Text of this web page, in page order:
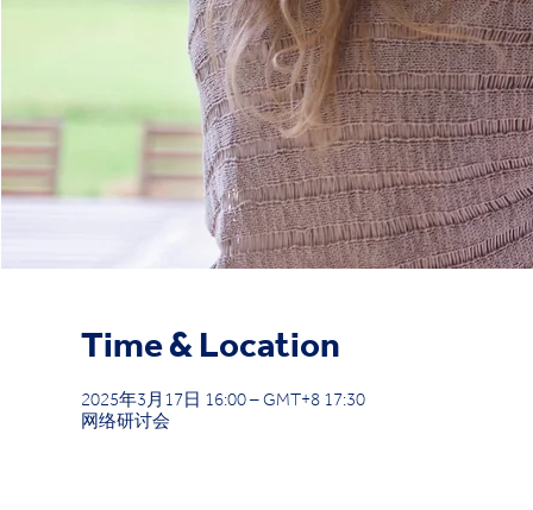
Time & Location
2025年3月17日 16:00 – GMT+8 17:30
网络研讨会